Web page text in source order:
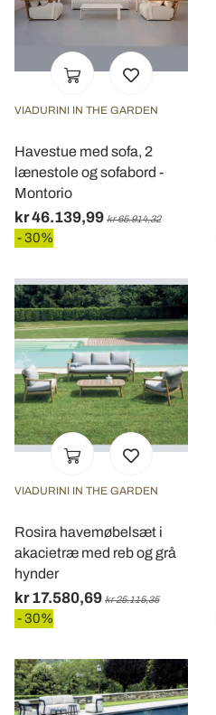
VIADURINI IN THE GARDEN
Havestue med sofa, 2
lænestole og sofabord -
Montorio
kr 46.139,99 kr 65.914,32
- 30%
VIADURINI IN THE GARDEN
Rosira havemøbelsæt i
akacietræ med reb og grå
hynder
kr 17.580,69 kr 25.115,35
- 30%